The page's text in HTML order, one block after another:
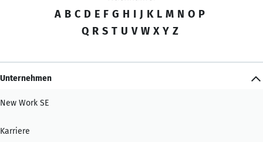
A B C D E F G H I J K L M N O P
Q R S T U V W X Y Z
Unternehmen
New Work SE
Karriere